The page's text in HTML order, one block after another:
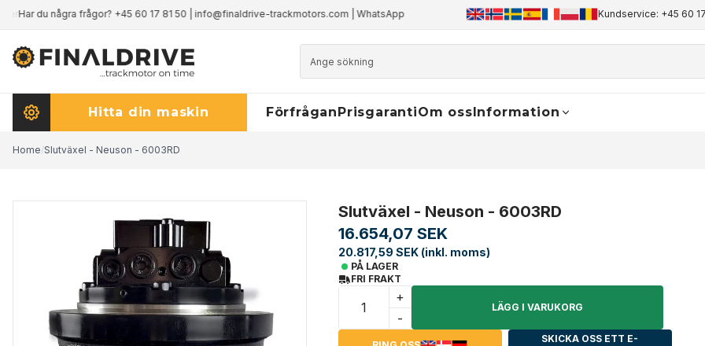
Har du några frågor?+45 60 17 81 50| info@finaldrive-trackmotors.com| WhatsApp 2 års garanti på alla produkter
Kundservice: +45 60
Hitta din maskin FörfråganPrisgarantiOm ossInformation
Home/Slutväxel - Neuson - 6003RD
Slutväxel - Neuson - 6003RD
16.654,07 SEK
20.817,59 SEK (inkl. moms)
PÅ LAGER
FRI FRAKT
+
-
LÄGG I VARUKORG
SKICKA OSS ETT E-